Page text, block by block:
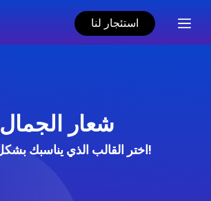
استئجار لنا
شعار الجمال
اختر القالب الذي يناسبك بشكل أفضل!